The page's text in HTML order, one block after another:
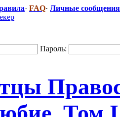
· FAQ· Личные сообщения
Пароль: